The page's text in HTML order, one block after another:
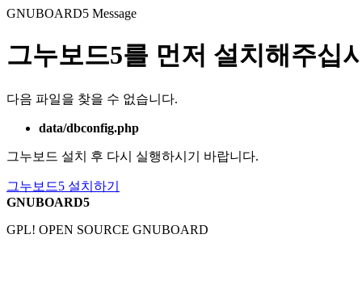
GNUBOARD5 Message
그누보드5를 먼저 설치해주십
다음 파일을 찾을 수 없습니다.
data/dbconfig.php
그누보드 설치 후 다시 실행하시기 바랍니다.
그누보드5 설치하기
GNUBOARD5
GPL! OPEN SOURCE GNUBOARD